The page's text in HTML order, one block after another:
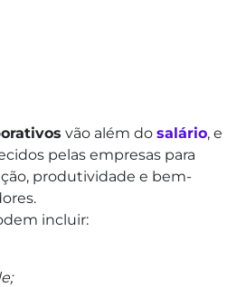
vão além do salário, e
pelas empresas para
produtividade e bem-
incluir: